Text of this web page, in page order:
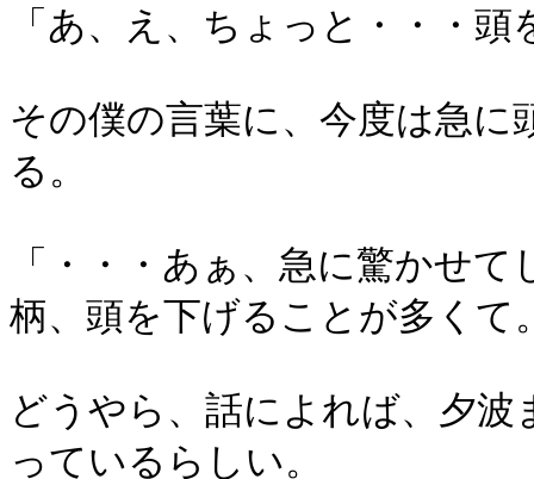
「あ、え、ちょっと・・・
その僕の言葉に、今度は急
る。
「・・・あぁ、急に驚かせ
柄、頭を下げることが多くて
どうやら、話によれば、夕
っているらしい。